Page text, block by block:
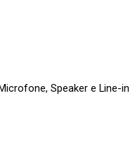
Speaker e Line-in